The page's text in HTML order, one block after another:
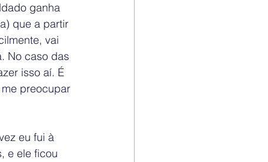
ganha
que a partir
vai
No caso das
isso aí. É
preocupar
eu fui à
e ele ficou